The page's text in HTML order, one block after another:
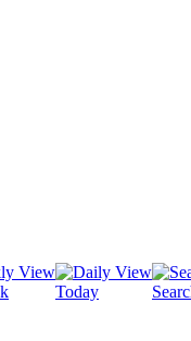
Today